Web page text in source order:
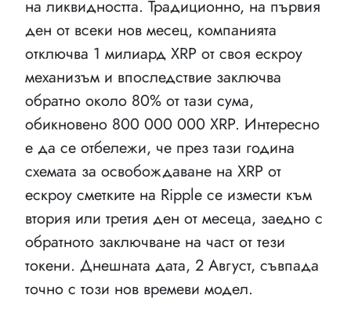
на ликвидността. Традиционно, на първия
ден от всеки нов месец, компанията
отключва 1 милиард XRP от своя ескроу
механизъм и впоследствие заключва
обратно около 80% от тази сума,
обикновено 800 000 000 XRP. Интересно
е да се отбележи, че през тази година
схемата за освобождаване на XRP от
ескроу сметките на Ripple се измести към
втория или третия ден от месеца, заедно с
обратното заключване на част от тези
токени. Днешната дата, 2 Август, съвпада
точно с този нов времеви модел.